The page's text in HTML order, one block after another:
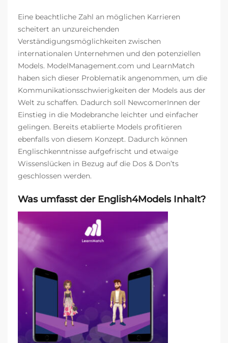
Eine beachtliche Zahl an möglichen Karrieren
scheitert an unzureichenden
Verständigungsmöglichkeiten zwischen
internationalen Unternehmen und den potenziellen
Models. ModelManagement.com und LearnMatch
haben sich dieser Problematik angenommen, um die
Kommunikationsschwierigkeiten der Models aus der
Welt zu schaffen. Dadurch soll NewcomerInnen der
Einstieg in die Modebranche leichter und einfacher
gelingen. Bereits etablierte Models profitieren
ebenfalls von diesem Konzept. Dadurch können
Englischkenntnisse aufgefrischt und etwaige
Wissenslücken in Bezug auf die Dos & Don’ts
geschlossen werden.
Was umfasst der English4Models Inhalt?